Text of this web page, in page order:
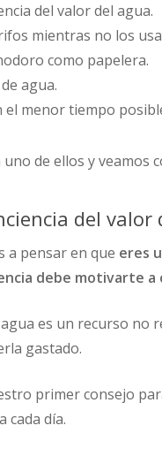
del valor del agua.
mientras no los
como papelera.
agua.
el menor tiempo
uno de ellos y veamos
del valor
a pensar en que eres
debe motivarte
es un recurso no
gastado.
primer consejo
cada día.